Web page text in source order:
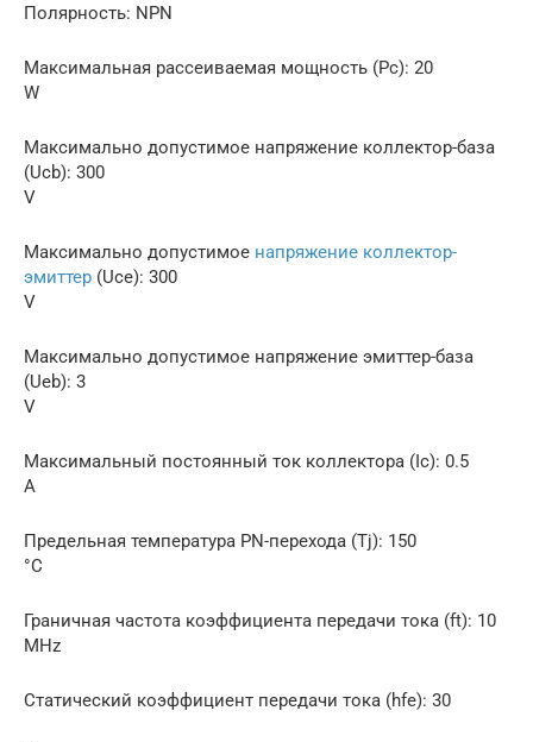
Полярность: NPN
Максимальная рассеиваемая мощность (Pc): 20
W
Макcимально допустимое напряжение коллектор-база
(Ucb): 300
V
Макcимально допустимое напряжение коллектор-
эмиттер (Uce): 300
V
Макcимально допустимое напряжение эмиттер-база
(Ueb): 3
V
Макcимальный постоянный ток коллектора (Ic): 0.5
A
Предельная температура PN-перехода (Tj): 150
°C
Граничная частота коэффициента передачи тока (ft): 10
MHz
Статический коэффициент передачи тока (hfe): 30